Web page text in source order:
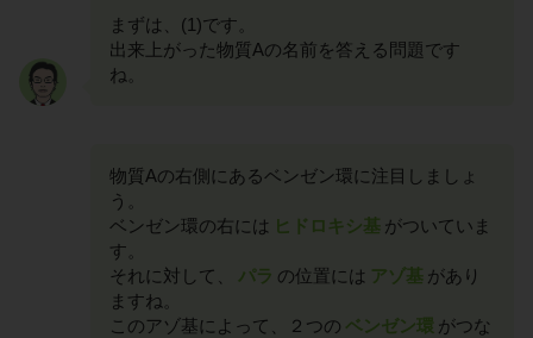
まずは、(1)です。
出来上がった物質Aの名前を答える問題です
ね。
物質Aの右側にあるベンゼン環に注目しましょ
う。
ベンゼン環の右には ヒドロキシ基 がついていま
す。
それに対して、
パラ の位置には アゾ基 があり
ますね。
このアゾ基によって、２つの ベンゼン環 がつな